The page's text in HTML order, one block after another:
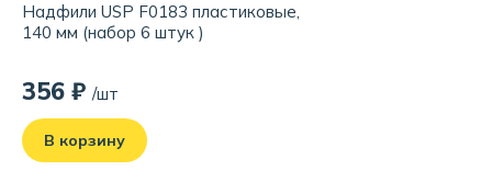
Надфили USP F0183 пластиковые,
140 мм (набор 6 штук )
356 ₽ /шт
В корзину